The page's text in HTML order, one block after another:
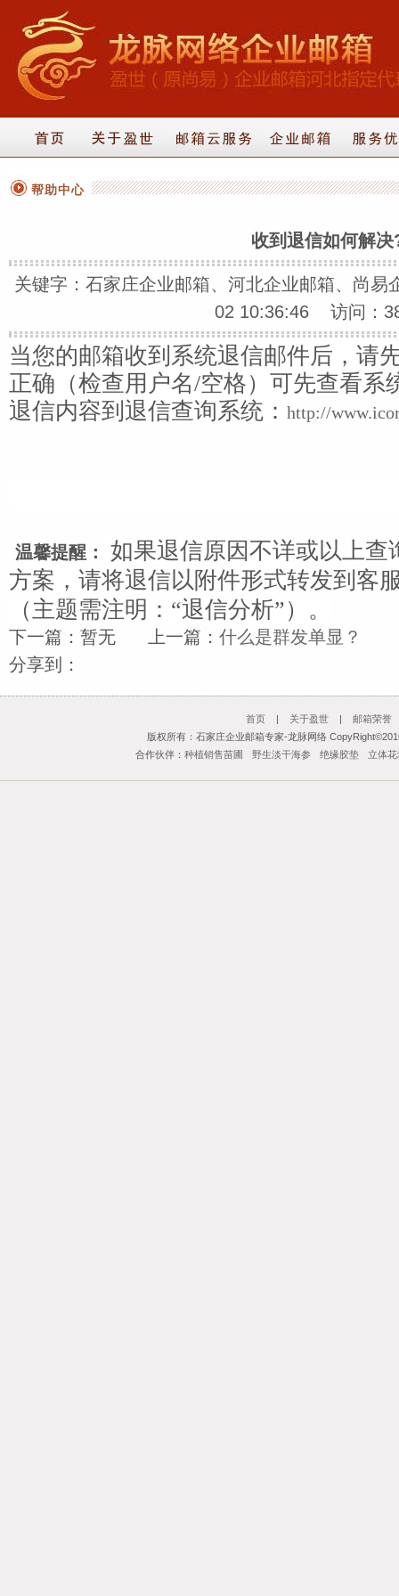
帮助中心
收到退信如何解决
关键字：石家庄企业邮箱、河北企业邮箱、尚
02 10:36:46 访问：
当您的邮箱收到系统退信邮件后，请
正确（检查用户名/空格）可先查看系
退信内容到退信查询系统： http://
温馨提醒：
如果退信原因不详或以上查
方案，请将退信以附件形式转发到客
（主题需注明：“退信分析”）。
下一篇：暂无 上一篇： 什么是群发单显？
分享到：
首页 | 关于盈世 |
邮箱荣誉
版权所有：石家庄企业邮箱专家-龙脉网络
合作伙伴：种植销售苗圃 野生淡干海参 绝缘胶垫 立体